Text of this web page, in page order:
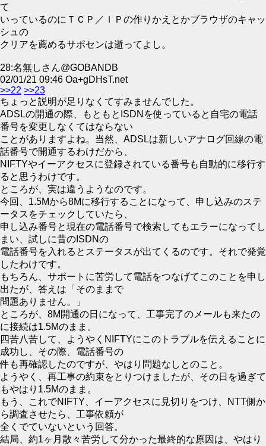
て
いっているのにＴＣＰ／ＩＰの作りかえとかブラウザのキャッ
シュの
クリアを薦めるサポセンは逝ってよし。
28:名無しさん@GOBANDB
02/01/21 09:46 Oa+gDHsT.net
>>22 >>23
ちょっと説明が足りなくてすみませんでした。
ADSLの開通の際、もともとISDNを使っていると自宅の電話
番号を変更しなくてはならない
ことがありますよね。当然、ADSLは新しいアナログ回線の電
話番号で開通するわけだから、
NIFTYやイーアクセスに登録されている番号も自動的に移行す
ると思うわけです。
ところが、実は違うようなのです。
今回、1.5Mから8Mに移行することになって、申し込みのステ
ータスをチェックしていたら、
申し込み番号と現在の電話番号で検索してもエラーになってし
まい、試しに昔のISDNの
電話番号を入れるとステータスが出てくるのです。それで発覚
したわけです。
もちろん、サポートに苦労して電話をつなげてこのことを申し
出たが、答えは「そのままで
問題ありません。」
ところが、8M開通の日になって、工事完了のメールも来たの
に接続は1.5Mのまま。
四苦八苦して、ようやくNIFTYにこのトラブルを伝えることに
成功し、その際、電話番号の
件も再確認したのですが、やはり問題なしとのこと。
ようやく、再工事の約束をとりつけましたが、その日を過ぎて
もやはり1.5Mのまま。
もう、これでNIFTY、イーアクセスに見切りをつけ、NTT側か
ら調査させたら、工事依頼が
全くでていないという回答。
結局、約1ヶ月散々苦労して分かった最終的な原因は、やはり